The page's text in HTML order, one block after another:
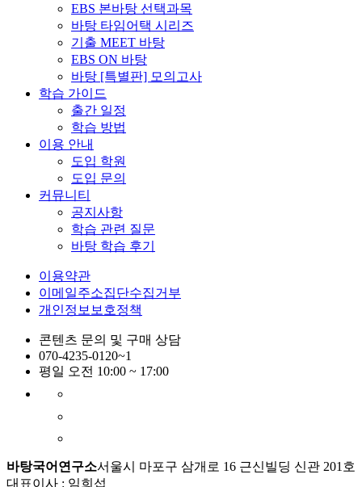
EBS 본바탕 선택과목
바탕 타임어택 시리즈
기출 MEET 바탕
EBS ON 바탕
바탕 [특별판] 모의고사
학습 가이드
출간 일정
학습 방법
이용 안내
도입 학원
도입 문의
커뮤니티
공지사항
학습 관련 질문
바탕 학습 후기
이용약관
이메일주소집단수집거부
개인정보보호정책
콘텐츠 문의 및 구매 상담
070-4235-0120~1
평일 오전 10:00 ~ 17:00
바탕국어연구소서울시 마포구 삼개로 16 근신빌딩 신관 201호
대표이사 : 임희섭